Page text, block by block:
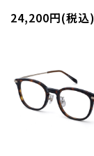
24,200円(税込)